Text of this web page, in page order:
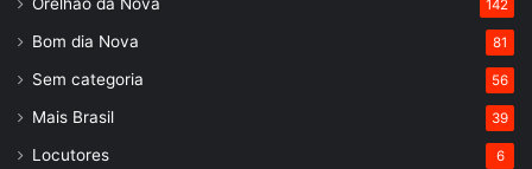
142
Bom dia Nova 81
Sem categoria 56
Mais Brasil 39
Locutores 6